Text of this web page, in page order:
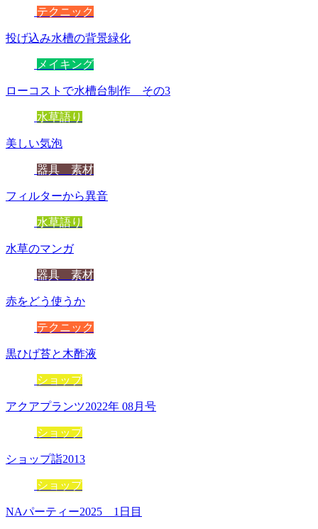
テクニック
投げ込み水槽の背景緑化
メイキング
ローコストで水槽台制作 その3
水草語り
美しい気泡
器具 素材
フィルターから異音
水草語り
水草のマンガ
器具 素材
赤をどう使うか
テクニック
黒ひげ苔と木酢液
ショップ
アクアプランツ2022年 08月号
ショップ
ショップ詣2013
ショップ
NAパーティー2025 1日目